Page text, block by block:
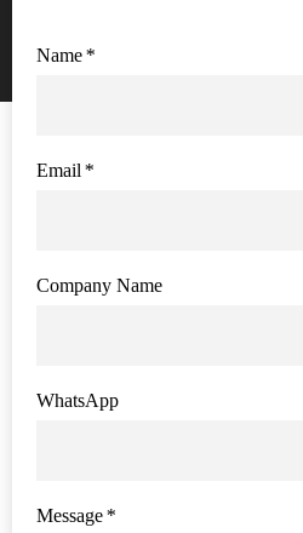
*
Name
*
Email
Company Name
WhatsApp
*
Message